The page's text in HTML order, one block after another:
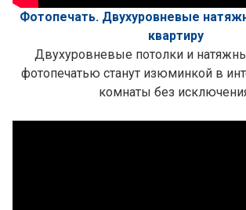
Фотопечать. Двухуровневые
квартиру
Двухуровневые потолки и
фотопечатью станут изюминкой в
комнаты без